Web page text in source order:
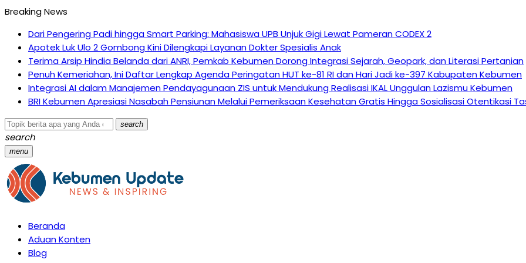
Breaking News
Dari Pengering Padi hingga Smart Parking: Mahasiswa UPB Unjuk Gigi Lewat Pameran CODEX 2
Apotek Luk Ulo 2 Gombong Kini Dilengkapi Layanan Dokter Spesialis Anak
Terima Arsip Hindia Belanda dari ANRI, Pemkab Kebumen Dorong Integrasi Sejarah, Geopark, dan Literasi Pertanian
Penuh Kemeriahan, Ini Daftar Lengkap Agenda Peringatan HUT ke-81 RI dan Hari Jadi ke-397 Kabupaten Kebumen
Integrasi AI dalam Manajemen Pendayagunaan ZIS untuk Mendukung Realisasi IKAL Unggulan Lazismu Kebumen
BRI Kebumen Apresiasi Nasabah Pensiunan Melalui Pemeriksaan Kesehatan Gratis Hingga Sosialisasi Otentikasi
search
search
menu
Beranda
Aduan Konten
Blog